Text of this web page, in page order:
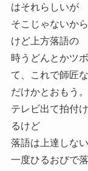
はそれらしいが
そこじゃないか
けど上方落語の
時うどんとかツ
て、これで師匠
だけかとおもう。
テレビ出て拍付
るけど
落語は上達しない
一度ひるおびで